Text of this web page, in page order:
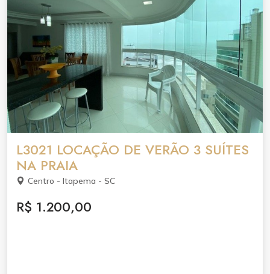
L3021 LOCAÇÃO DE VERÃO 3 SUÍTES
NA PRAIA
Centro - Itapema - SC
R$ 1.200,00